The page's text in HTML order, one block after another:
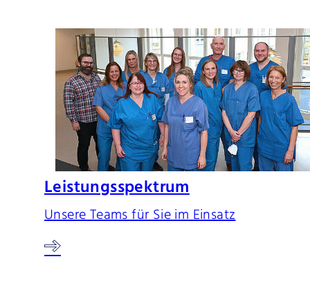
Leistungsspektrum
Unsere Teams für Sie im Einsatz